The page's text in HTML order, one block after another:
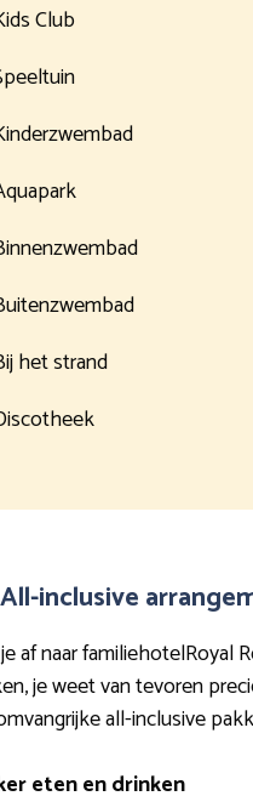
Club
het strand
All-inclusive
af naar familiehotelRoyal
je weet van tevoren
all-inclusive
eten en drinken